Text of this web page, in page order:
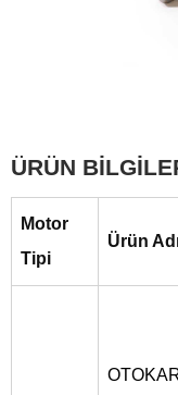
ÜRÜN
Motor
Tipi
Ürün